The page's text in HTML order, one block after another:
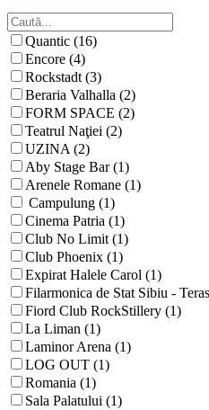
Quantic (16)
Encore (4)
Rockstadt (3)
Beraria Valhalla (2)
FORM SPACE (2)
Teatrul Naţiei (2)
UZINA (2)
Aby Stage Bar (1)
Arenele Romane (1)
Campulung (1)
Cinema Patria (1)
Club No Limit (1)
Club Phoenix (1)
Expirat Halele Carol (1)
Filarmonica de Stat Sibiu -
Fiord Club RockStillery (1)
La Liman (1)
Laminor Arena (1)
LOG OUT (1)
Romania (1)
Sala Palatului (1)